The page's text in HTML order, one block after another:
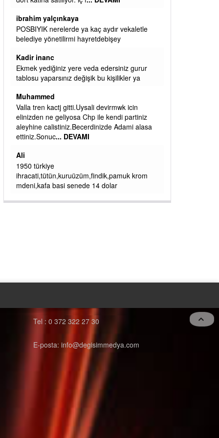
başkanım seni belediye başkanlığında da
görmek isteriz senin ereyliye katkın çok oldu
daha da olacaktır
ibrahim yalçınkaya
qaasvalt kansorejen madde mahalle aralarında
asvalt döke döke kaldırımlar ana yoldan
basacak ma... DEVAMI
ibrahim yalçınkaya
kemer mezarlık altı CİĞİRLİK deniz kenarına
giden yola gelin EREĞLİ BELEDİYESİ o
CÖBEKOĞLU
ibogemici
yaz geldi layyy layyy layy lom festivalleri
diyoruz ağacum yaz konserleri diyor
Tel : 0 372 322 27 30
E-posta: info@degisimmedya.com